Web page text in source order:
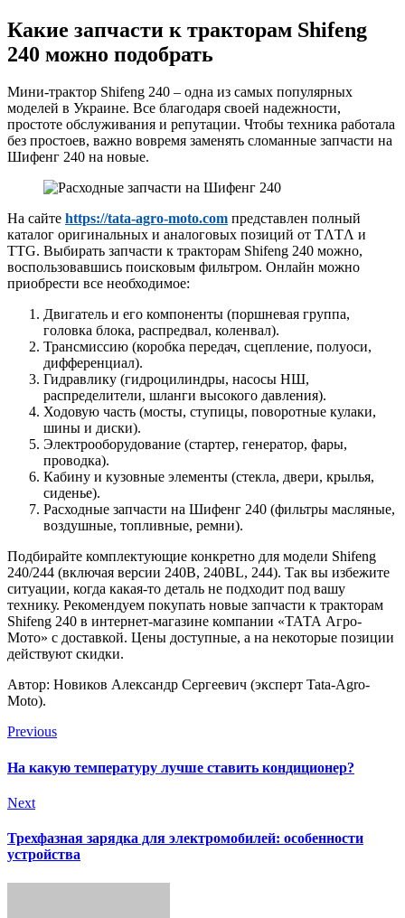
Какие запчасти к тракторам Shifeng
240 можно подобрать
Мини-трактор Shifeng 240 – одна из самых популярных
моделей в Украине. Все благодаря своей надежности,
простоте обслуживания и репутации. Чтобы техника работала
без простоев, важно вовремя заменять сломанные запчасти на
Шифенг 240 на новые.
На сайте https://tata-agro-moto.com представлен полный
каталог оригинальных и аналоговых позиций от TΛTΛ и
TTG. Выбирать запчасти к тракторам Shifeng 240 можно,
воспользовавшись поисковым фильтром. Онлайн можно
приобрести все необходимое:
Двигатель и его компоненты (поршневая группа,
головка блока, распредвал, коленвал).
Трансмиссию (коробка передач, сцепление, полуоси,
дифференциал).
Гидравлику (гидроцилиндры, насосы НШ,
распределители, шланги высокого давления).
Ходовую часть (мосты, ступицы, поворотные кулаки,
шины и диски).
Электрооборудование (стартер, генератор, фары,
проводка).
Кабину и кузовные элементы (стекла, двери, крылья,
сиденье).
Расходные запчасти на Шифенг 240 (фильтры масляные,
воздушные, топливные, ремни).
Подбирайте комплектующие конкретно для модели Shifeng
240/244 (включая версии 240B, 240BL, 244). Так вы избежите
ситуации, когда какая-то деталь не подходит под вашу
технику. Рекомендуем покупать новые запчасти к тракторам
Shifeng 240 в интернет-магазине компании «ТАТА Агро-
Мото» с доставкой. Цены доступные, а на некоторые позиции
действуют скидки.
Автор: Новиков Александр Сергеевич (эксперт Tata-Agro-
Moto).
Previous
На какую температуру лучше ставить кондиционер?
Next
Трехфазная зарядка для электромобилей: особенности
устройства